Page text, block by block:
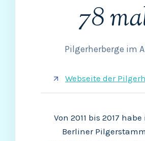
78
Pilgerherberge im
Webseite der
Von 2011 bis 2017
Berliner